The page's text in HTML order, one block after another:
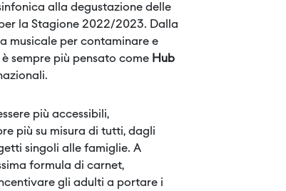
alla degustazione delle
la Stagione 2022/2023. Dalla
musicale per contaminare e
sempre più pensato come Hub
più accessibili,
più su misura di tutti, dagli
singoli alle famiglie. A
formula di carnet,
gli adulti a portare i